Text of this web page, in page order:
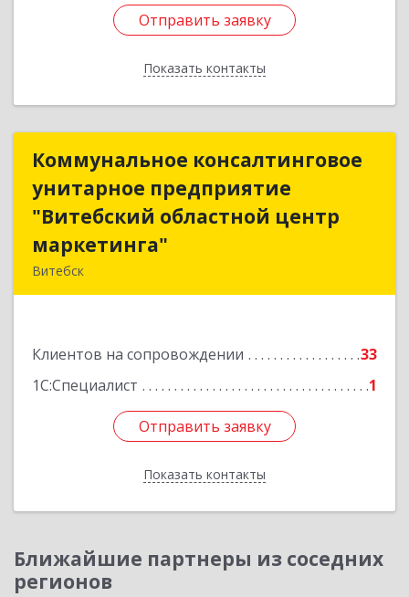
Отправить заявку
Показать контакты
Отправить заявку
Назад
Коммунальное консалтинговое
унитарное предприятие
"Витебский областной центр
маркетинга"
Витебск
Клиентов на сопровождении
33
1С:Специалист
1
Отправить заявку
Показать контакты
Коммунальное консалтинговое
унитарное предприятие
"Витебский областной центр
Подробнее
Отправить заявку
Назад
Ближайшие партнеры из соседних
регионов